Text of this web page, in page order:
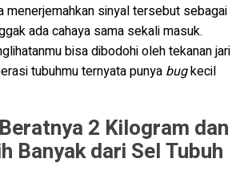
menerjemahkan sinyal tersebut sebagai
ada cahaya sama sekali masuk.
bisa dibodohi oleh tekanan jari
tubuhmu ternyata punya bugkecil
2 Kilogram dan
Banyak dari Sel Tubuh